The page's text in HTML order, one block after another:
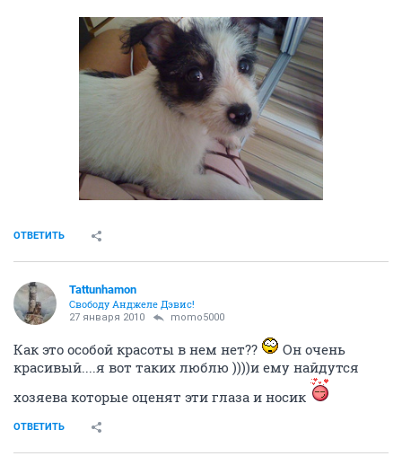
ОТВЕТИТЬ
Tattunhamon
Свободу Анджеле Дэвис!
27 января 2010 momo5000
Как это особой красоты в нем нет??
Он очень
красивый....я вот таких люблю ))))и ему найдутся
хозяева которые оценят эти глаза и носик
ОТВЕТИТЬ